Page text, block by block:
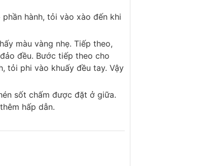
hành, tỏi vào xào đến khi
màu vàng nhẹ. Tiếp theo,
đều. Bước tiếp theo cho
tỏi phi vào khuấy đều tay. Vậy
sốt chấm được đặt ở giữa.
hấp dẫn.